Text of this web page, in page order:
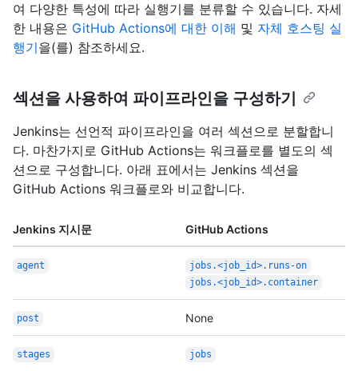
여 다양한 특성에 따라 실행기를 분류할 수 있습니다. 자세
한 내용은 GitHub Actions에 대한 이해 및 자체 호스팅 실
행기을(를) 참조하세요.
섹션을 사용하여 파이프라인을 구성하기
Jenkins는 선언적 파이프라인을 여러 섹션으로 분할합니
다. 마찬가지로 GitHub Actions는 워크플로를 별도의 섹
션으로 구성합니다. 아래 표에서는 Jenkins 섹션을
GitHub Actions 워크플로와 비교합니다.
Jenkins 지시문 GitHub Actions
agent
jobs.<job_id>.runs-on
jobs.<job_id>.container
post None
stages jobs